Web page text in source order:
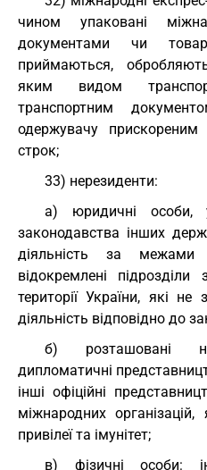
чином упаковані
документами чи
приймаються,
яким видом
транспортним
одержувачу
строк;
33) нерезиденти:
а) юридичні особи,
законодавства інших
діяльність за
відокремлені
території України, які не
діяльність відповідно до
б) розташовані
дипломатичні
інші офіційні
міжнародних
привілеї та імунітет;
в) фізичні особи: